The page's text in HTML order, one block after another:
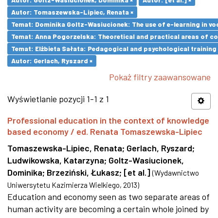
Autor: Tomaszewska-Lipiec, Renata ×
Temat: Dominika Goltz-Wasiucionek: The use of e-learning in
Temat: Anna Pogorzelska: Theoretical and practical areas of
Temat: Elżbieta Sałata: Pedagogical and psychological
Autor: Gerlach, Ryszard ×
Pokaż filtry zaawansowane
Wyświetlanie pozycji 1-1 z 1
Professional education in the context of knowledge
based economy / ed. Renata Tomaszewska-Lipiec
Tomaszewska-Lipiec, Renata; Gerlach, Ryszard;
Ludwikowska, Katarzyna; Goltz-Wasiucionek,
Dominika; Brzeziński, Łukasz; [et al.] (Wydawnictwo
Uniwersytetu Kazimierza Wielkiego, 2013)
Education and economy seen as two separate areas of
human activity are becoming a certain whole joined by